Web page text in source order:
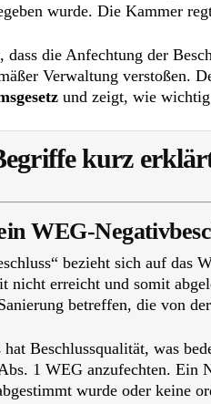
wurde. Die Kammer
die Anfechtung der
Verwaltung verstoßen.
und zeigt, wie
kurz
WEG-
bezieht sich auf das
nicht erreicht und somit
betreffen, die von
Beschlussqualität, was
1 WEG anzufechten. Ein
wurde oder keine